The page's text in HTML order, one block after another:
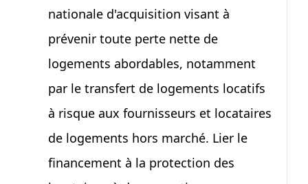
nationale d'acquisition visant à
prévenir toute perte nette de
logements abordables, notamment
par le transfert de logements locatifs
à risque aux fournisseurs et locataires
de logements hors marché. Lier le
financement à la protection des